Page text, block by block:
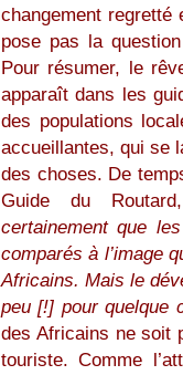
changement
pose pas la
Pour résumer, le
apparaît dans les
des populations
accueillantes, qui se
des choses. De
Guide du
certainement que
comparés à l’image
Africains. Mais le
peu [!] pour quelque
des Africains ne soit
touriste. Comme